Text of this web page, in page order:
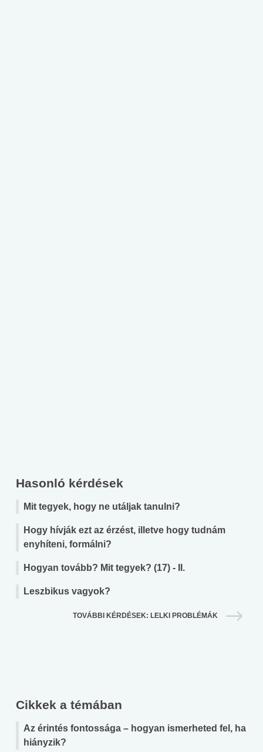
Hasonló kérdések
Mit tegyek, hogy ne utáljak tanulni?
Hogy hívják ezt az érzést, illetve hogy tudnám
enyhíteni, formálni?
Hogyan tovább? Mit tegyek? (17) - II.
Leszbikus vagyok?
TOVÁBBI KÉRDÉSEK: LELKI PROBLÉMÁK
Cikkek a témában
Az érintés fontossága – hogyan ismerheted fel, ha
hiányzik?